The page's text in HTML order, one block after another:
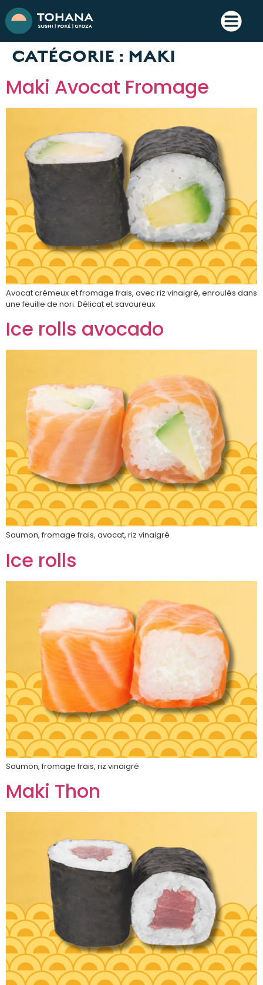
CATÉGORIE : MAKI
Maki Avocat Fromage
Avocat crémeux et fromage frais, avec riz vinaigré, enroulés dans
une feuille de nori. Délicat et savoureux
Ice rolls avocado
Saumon, fromage frais, avocat, riz vinaigré
Ice rolls
Saumon, fromage frais, riz vinaigré
Maki Thon